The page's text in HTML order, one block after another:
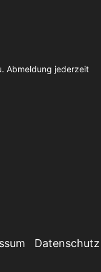
Abmeldung jederzeit
Datenschutz